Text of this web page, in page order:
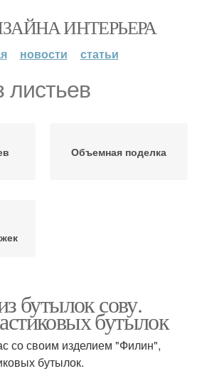
ИНТЕРЬЕРА
новости статьи
листьев
Объемная поделка
бутылок сову.
бутылок
со своим изделием "Филин",
бутылок.